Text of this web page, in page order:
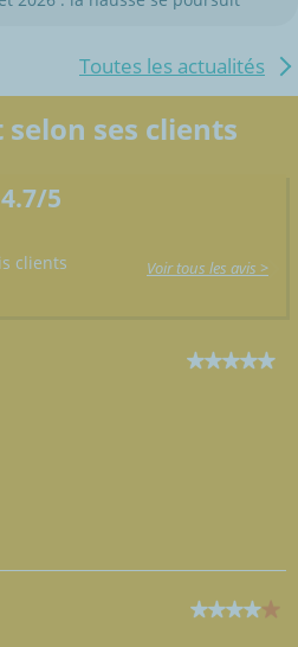
Toutes les actualités
ses clients
4.7/5
clients Voir tous les avis >